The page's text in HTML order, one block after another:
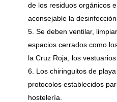
de los residuos orgánicos
aconsejable la
Se deben ventilar,
espacios cerrados como
la Cruz Roja, los
Los chiringuitos de
protocolos establecidos
hostelería.